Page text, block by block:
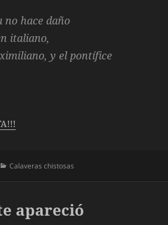
no hace daño
italiano,
y el pontífice
Categorías
Calaveras chistosas
apareció